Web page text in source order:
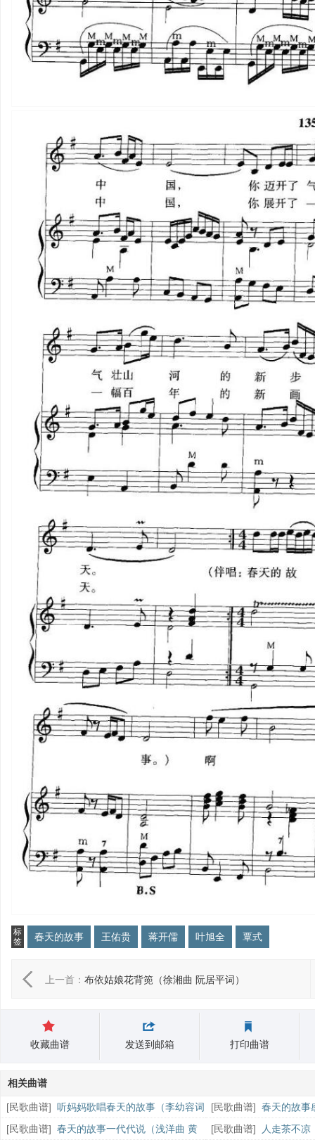
标
签
春天的故事 王佑贵 蒋开儒 叶旭全 覃式
上一首： 布依姑娘花背篼（徐湘曲 阮居平词）
收藏曲谱 发送到邮箱 打印曲谱
相关曲谱
[民歌曲谱] 听妈妈歌唱春天的故事（李幼容词
邵丹、王连才曲）
[民歌曲谱] 春天的故事
唐新成曲）
[民歌曲谱] 春天的故事一代代说（浅洋曲 黄 [民歌曲谱] 人走茶不凉